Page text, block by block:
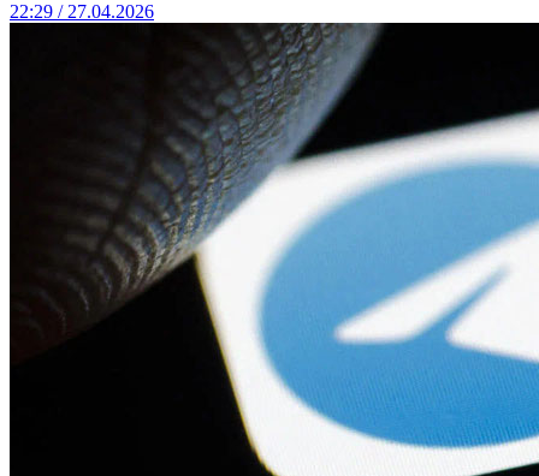
22:29 / 27.04.2026